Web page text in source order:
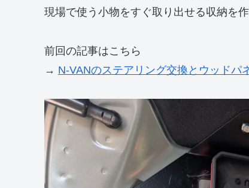
現場で使う小物をすぐ取り出せる収納を作
前回の記事はこちら
→ N-VANのステアリング交換とウッドパ